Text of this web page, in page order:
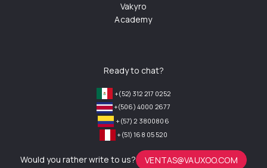
Vakyro
Academy
Ready to chat?
+(52) 312 217 0252
+(506) 4000 2677
+(57) 2 3800806
+(51) 168 05 520
Would you rather write to us? VENTAS@VAUXOO.COM